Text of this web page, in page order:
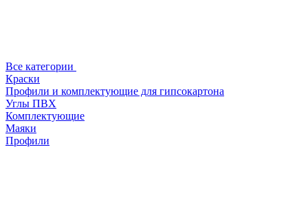
Все категории
Краски
Профили и комплектующие для гипсокартона
Углы ПВХ
Комплектующие
Маяки
Профили